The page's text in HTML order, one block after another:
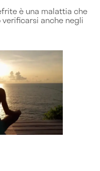
è una malattia che
anche negli